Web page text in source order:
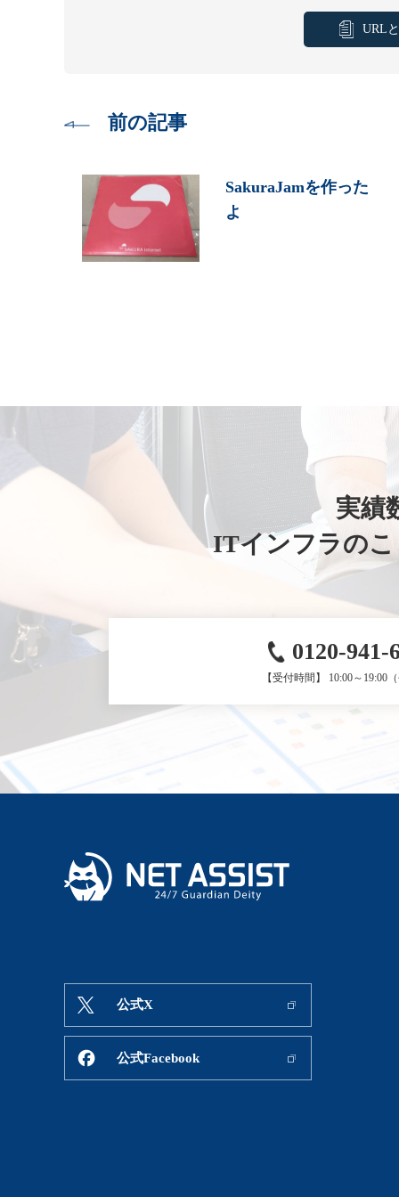
URL
前の記事
SakuraJamを作った
よ
実績
ITインフラの
0120-941-
【受付時間】 10:00～19:00
公式X
公式Facebook